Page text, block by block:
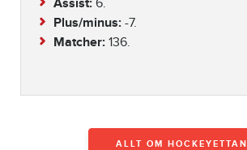
Assist: 6.
Plus/minus: -7.
Matcher: 136.
ALLT OM HOCKEYETTAN